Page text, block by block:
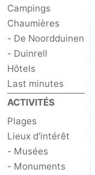
Campings
Chaumières
- De Noordduinen
- Duinrell
Hôtels
Last minutes
ACTIVITÉS
Plages
Lieux d'intérêt
- Musées
- Monuments